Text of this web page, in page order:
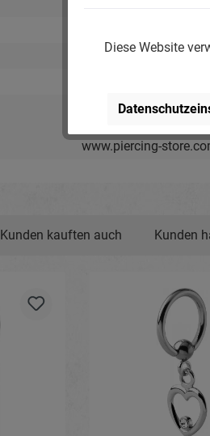
8mm, 10mm, 12mm
Michael Jakob,
Lindenstr. 28, 04936
www.piercing-
Kunden kauften auch Kunden
Diese Website